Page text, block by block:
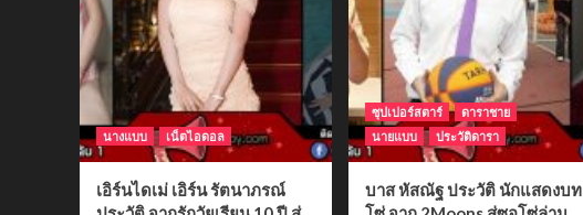
นางแบบ เน็ตไอดอล
เอิร์นไดเม่ เอิร์น รัตนาภรณ์
ซุปเปอร์สตาร์
ดาราชาย
นายแบบ
ประวัติดารา
บาส หัสณัฐ ประวัติ นักแสดงบท